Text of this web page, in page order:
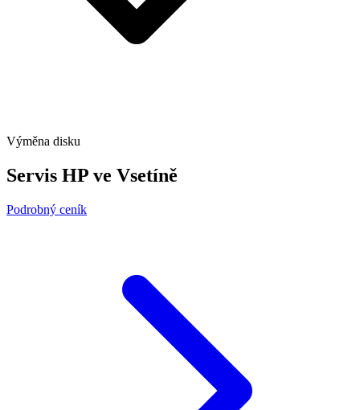
Výměna disku
Servis HP ve Vsetíně
Podrobný ceník